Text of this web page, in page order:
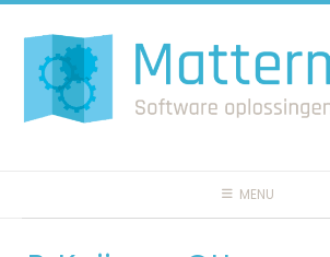
naar
inhoud
MENU